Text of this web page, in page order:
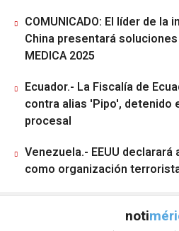
COMUNICADO: El líder de
China presentará
MEDICA 2025
Ecuador.- La Fiscalía de
contra alias 'Pipo', detenido
procesal
Venezuela.- EEUU
como organización
noti